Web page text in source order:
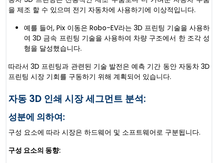
을 제조 할 수 있으며 전기 자동차에 사용하기에 이상적입니다.
예를 들어, Pix 이동은 Robo-EV라는 3D 프린팅 기술을 사용하
여 3D 금속 프린팅 기술을 사용하여 차량 구조에서 한 조각 성
형을 달성했습니다.
따라서 3D 프린팅과 관련된 기술 발전은 예측 기간 동안 자동차 3D
프린팅 시장 기회를 구동하기 위해 계획되어 있습니다.
자동 3D 인쇄 시장 세그먼트 분석:
성분에 의하여:
구성 요소에 따라 시장은 하드웨어 및 소프트웨어로 구분됩니다.
구성 요소의 동향: